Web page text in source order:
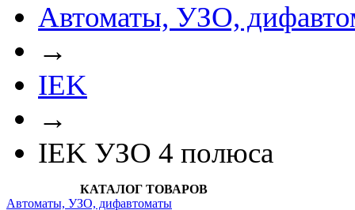
Автоматы, УЗО,
→
IEK
→
IEK УЗО 4 полюса
КАТАЛОГ ТОВАРОВ
Автоматы, УЗО, дифавтоматы